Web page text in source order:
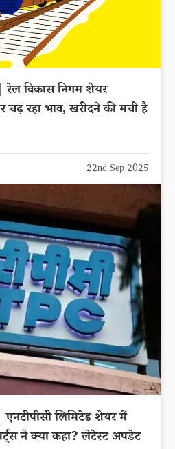
विकास निगम शेयर
चढ़ रहा भाव, खरीदने की मची है
22nd Sep 2025
लिमिटेड शेयर में
ने क्या कहा? लेटेस्ट अपडेट